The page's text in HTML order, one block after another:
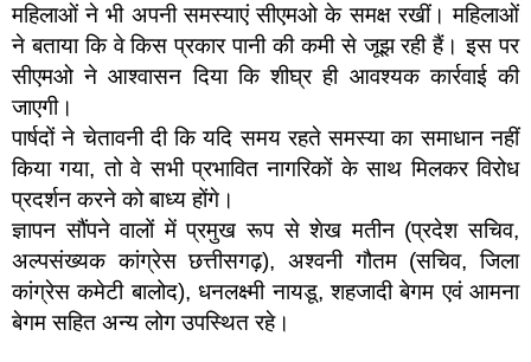
महिलाओं ने भी अपनी समस्याएं सीएमओ के समक्ष रखीं। महिलाओं
ने बताया कि वे किस प्रकार पानी की कमी से जूझ रही हैं। इस पर
सीएमओ ने आश्वासन दिया कि शीघ्र ही आवश्यक कार्रवाई की
जाएगी।
पार्षदों ने चेतावनी दी कि यदि समय रहते समस्या का समाधान नहीं
किया गया, तो वे सभी प्रभावित नागरिकों के साथ मिलकर विरोध
प्रदर्शन करने को बाध्य होंगे।
ज्ञापन सौंपने वालों में प्रमुख रूप से शेख मतीन (प्रदेश सचिव,
अल्पसंख्यक कांग्रेस छत्तीसगढ़), अश्वनी गौतम (सचिव, जिला
कांग्रेस कमेटी बालोद), धनलक्ष्मी नायडू, शहजादी बेगम एवं आमना
बेगम सहित अन्य लोग उपस्थित रहे।